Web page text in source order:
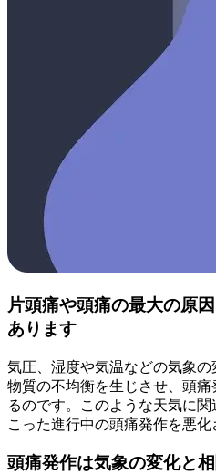
片頭痛や頭痛の最大の原
あります
気圧、湿度や気温などの気象
物質の不均衡を生じさせ、頭
るのです。このような天気に
こった進行中の頭痛発作を悪化
頭痛発作は気象の変化と